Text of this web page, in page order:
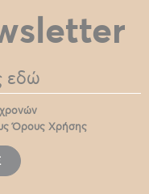
Όρους Χρήσης